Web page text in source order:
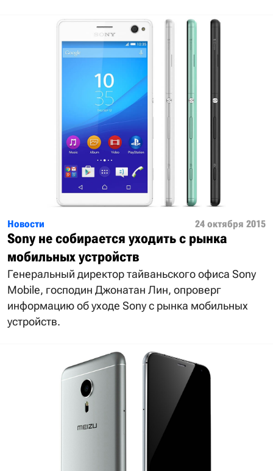
Новости 24 октября 2015
Sony не собирается уходить с рынка
мобильных устройств
Генеральный директор тайваньского офиса Sony
Mobile, господин Джонатан Лин, опроверг
информацию об уходе Sony с рынка мобильных
устройств.